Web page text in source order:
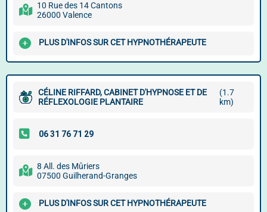
10 Rue des 14 Cantons
26000 Valence
PLUS D'INFOS SUR CET HYPNOTHÉRAPEUTE
CÉLINE RIFFARD, CABINET D'HYPNOSE ET DE
RÉFLEXOLOGIE PLANTAIRE
(1.7
km)
8 All. des Mûriers
07500 Guilherand-Granges
PLUS D'INFOS SUR CET HYPNOTHÉRAPEUTE